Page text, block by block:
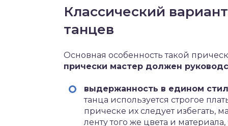
Классический
танцев
Основная особенность такой
прически мастер должен
выдержанность в едином
танца используется строгое
прическе их следует избегать,
ленту того же цвета и